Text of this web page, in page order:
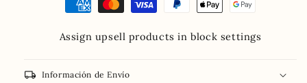
Assign upsell products in block settings
local_shipping Información de Envío